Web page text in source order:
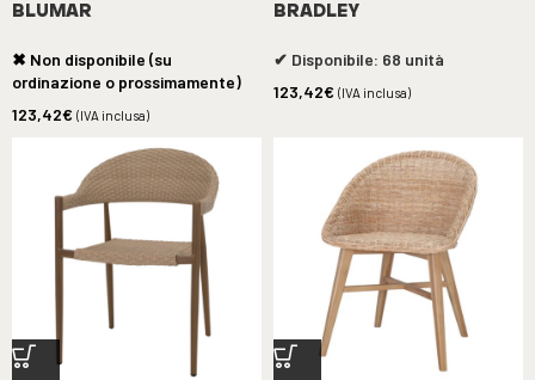
BLUMAR
✖ Non disponibile (su
ordinazione o prossimamente)
123,42€ (IVA inclusa)
BRADLEY
✔ Disponibile: 68 unità
123,42€ (IVA inclusa)